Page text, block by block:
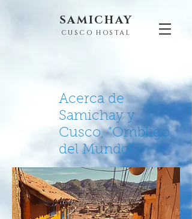
SAMICHAY
CUSCO HOSTAL
Acerca de
Samichay y
Cusco, "Ombligo
del Mundo"